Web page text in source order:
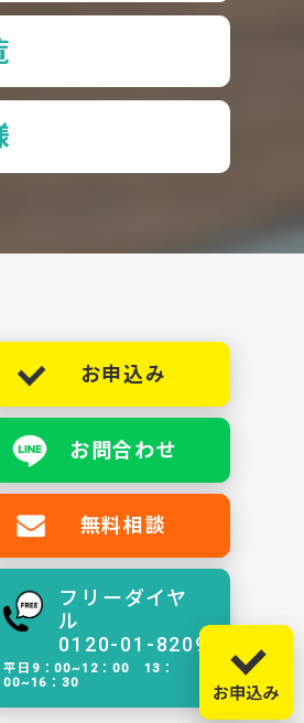
お申込み
お問合わせ
無料相談
フリーダイヤ
ル
0120-01-8209
平日9：00~12：00 13：
00~16：30